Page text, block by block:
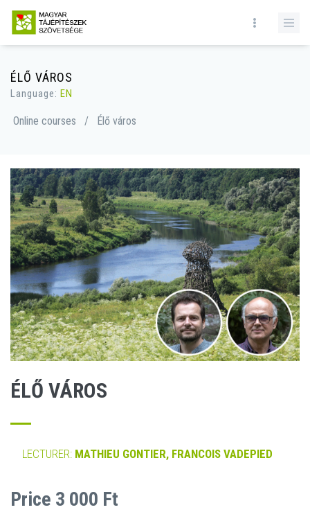
ÉLŐ VÁROS
Language: EN
Online courses / Élő város
ÉLŐ VÁROS
LECTURER: MATHIEU GONTIER, FRANCOIS VADEPIED
Price 3 000 Ft